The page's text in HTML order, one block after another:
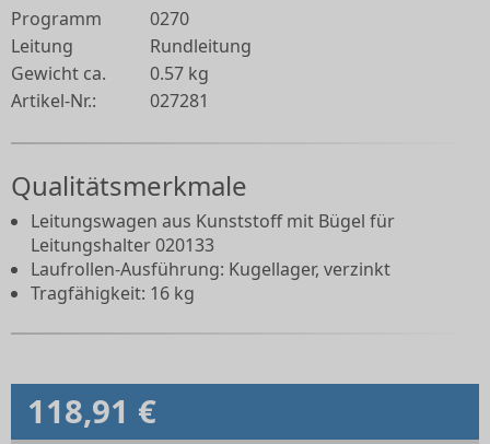
Programm
0270
Leitung
Rundleitung
Gewicht ca.
0.57 kg
Artikel-Nr.:
027281
Qualitätsmerkmale
Leitungswagen aus Kunststoff mit Bügel für
Leitungshalter 020133
Laufrollen-Ausführung: Kugellager, verzinkt
Tragfähigkeit: 16 kg
118,91 €